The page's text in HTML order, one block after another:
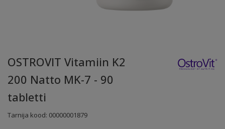
OSTROVIT Vitamiin K2
200 Natto MK-7 - 90
tabletti
Tarnija kood: 00000001879